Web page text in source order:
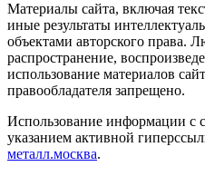
Материалы сайта, включая
иные результаты
объектами авторского права.
распространение,
использование материалов
правообладателя запрещено.
Использование информации с
указанием активной
металл.москва.